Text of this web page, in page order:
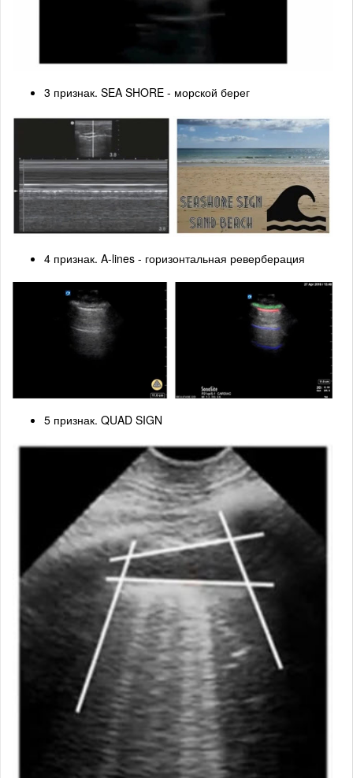
3 признак. SEA SHORE - морской берег
4 признак. A-lines - горизонтальная реверберация
5 признак. QUAD SIGN